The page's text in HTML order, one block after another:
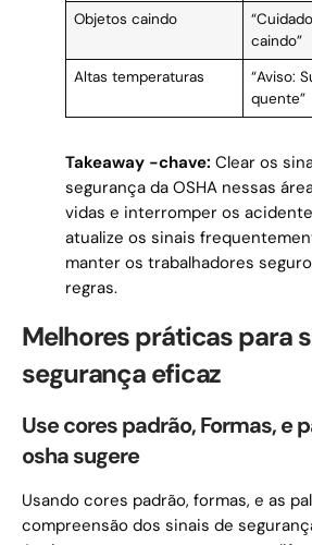
Objetos caindo
caindo”
Altas temperaturas
“Aviso:
quente”
Takeaway -chave: Clear os
segurança da OSHA nessas
vidas e interromper os
atualize os sinais
manter os trabalhadores
regras.
Melhores práticas para
segurança eficaz
Use cores padrão, Formas, e
osha sugere
Usando cores padrão, formas, e as
compreensão dos sinais de